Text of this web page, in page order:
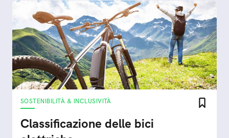
SOSTENIBILITÀ & INCLUSIVITÀ
Classificazione delle bici